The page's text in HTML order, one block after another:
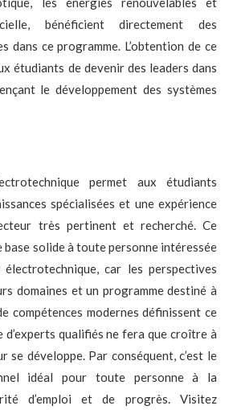
bénéficient directement des
dans ce programme. L’obtention de ce
étudiants de devenir des leaders dans
le développement des systèmes
permet aux étudiants
spécialisées et une expérience
très pertinent et recherché. Ce
solide à toute personne intéressée
car les perspectives
domaines et un programme destiné à
compétences modernes définissent ce
d’experts qualifiés ne fera que croître à
se développe. Par conséquent, c’est le
idéal pour toute personne à la
d’emploi et de progrès. Visitez